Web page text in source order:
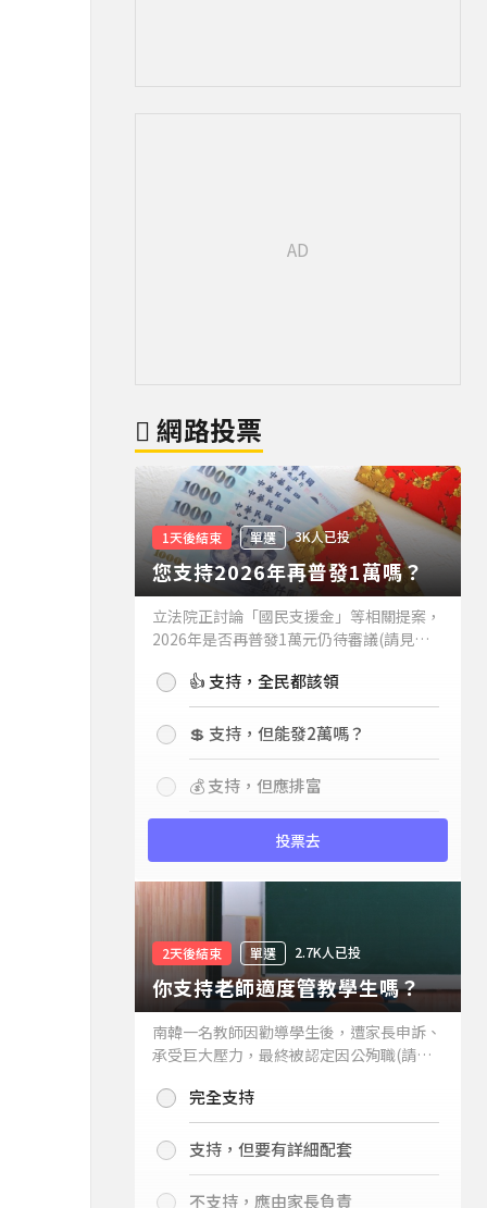
網路投票
1天後結束 單選 3K人已投
您支持2026年再普發1萬嗎？
立法院正討論「國民支援金」等相關提案，
2026年是否再普發1萬元仍待審議(請見下
持嗎？👍 支持，全民都該領
💲 支持，但能發2萬嗎？
💰 支持，但應排富
投票去
2天後結束 單選 2.7K人已投
你支持老師適度管教學生嗎？
南韓一名教師因勸導學生後，遭家長申訴、
承受巨大壓力，最終被認定因公殉職(請見
你支持老師適度管教學生嗎？
完全支持
支持，但要有詳細配套
不支持，應由家長負責